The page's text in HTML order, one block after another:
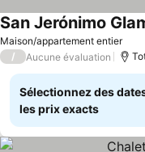
Maison/appartement entier
San Jerónimo
/ Aucune évaluation
Sélectionnez des
les prix exacts